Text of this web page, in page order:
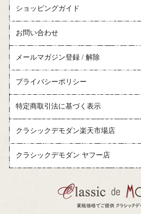
ショッピングガイド
お問い合わせ
メールマガジン登録 / 解除
プライバシーポリシー
特定商取引法に基づく表示
クラシックデモダン楽天市場店
クラシックデモダン ヤフー店